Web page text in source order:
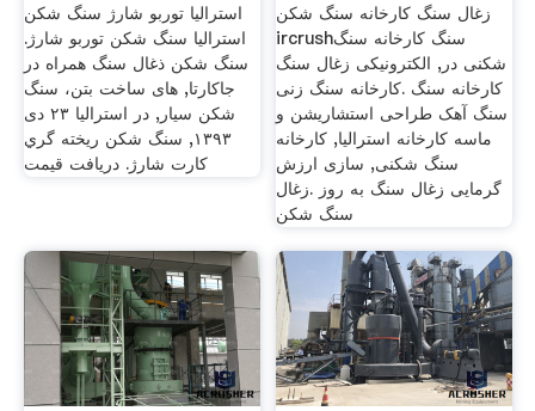
استرالیا توربو شارژ سنگ شکن
استرالیا سنگ شکن توربو شارژ.
سنگ شکن ذغال سنگ همراه در
جاکارتا, های ساخت بتن، سنگ
شکن سیار, در استرالیا ۲۳ دی
۱۳۹۳, سنگ شکن ريخته گري
کارت شارژ. دریافت قیمت
زغال سنگ کارخانه سنگ شکن
ircrushسنگ کارخانه سنگ
شکنی در, الکترونیکی زغال سنگ
کارخانه سنگ .کارخانه سنگ زنی
سنگ آهک طراحی استشاريشن و
ماسه کارخانه استرالیا, کارخانه
سنگ شکنی, سازی ارزش
گرمایی زغال سنگ به روز .زغال
سنگ شکن